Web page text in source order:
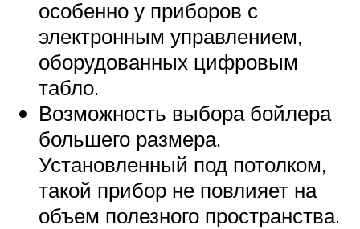
особенно у приборов с
электронным управлением,
оборудованных цифровым
табло.
Возможность выбора бойлера
большего размера.
Установленный под потолком,
такой прибор не повлияет на
объем полезного пространства.